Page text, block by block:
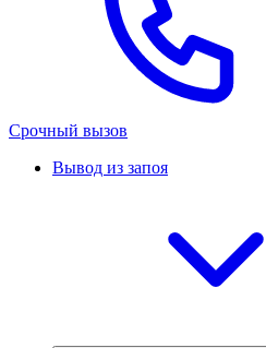
Срочный вызов
Вывод из запоя